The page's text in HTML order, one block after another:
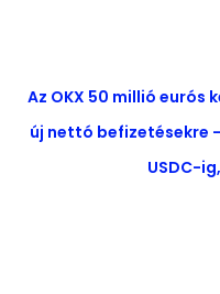
Az OKX 50 millió eurós
új nettó befizetésekre
USDC-